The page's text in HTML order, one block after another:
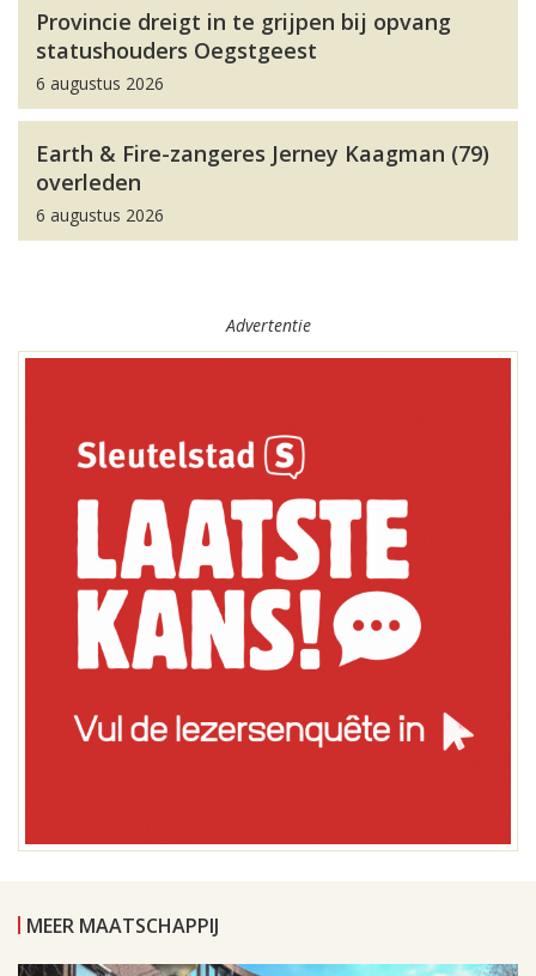
Provincie dreigt in te grijpen bij opvang
statushouders Oegstgeest
6 augustus 2026
Earth & Fire-zangeres Jerney Kaagman (79)
overleden
6 augustus 2026
Advertentie
MEER MAATSCHAPPIJ